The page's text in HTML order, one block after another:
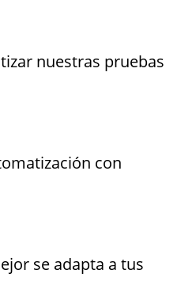
nuestras pruebas
con
se adapta a tus